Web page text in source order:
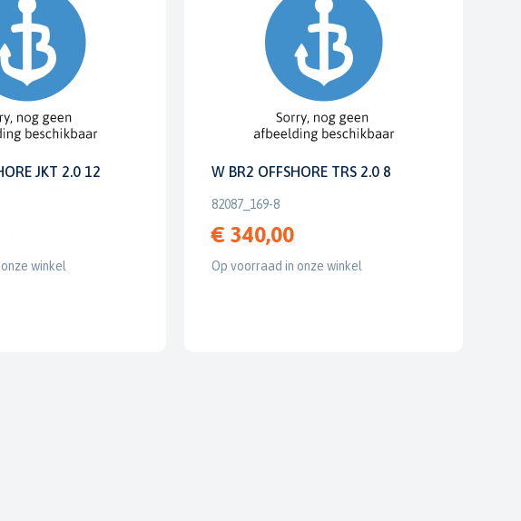
JKT 2.0 12
winkel
W BR2 OFFSHORE TRS 2.0 8
82087_169-8
€ 340,00
Op voorraad in onze winkel